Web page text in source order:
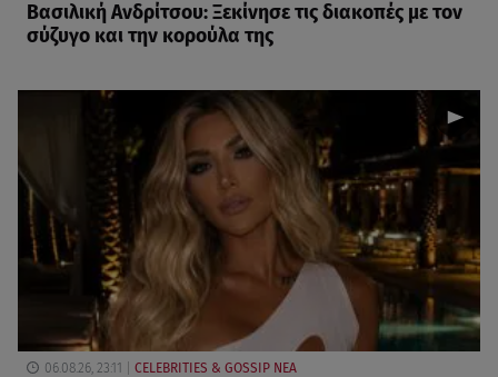
Βασιλική Ανδρίτσου: Ξεκίνησε τις διακοπές με τον
σύζυγο και την κορούλα της
06.08.26, 23:11 CELEBRITIES & GOSSIP ΝΕΑ